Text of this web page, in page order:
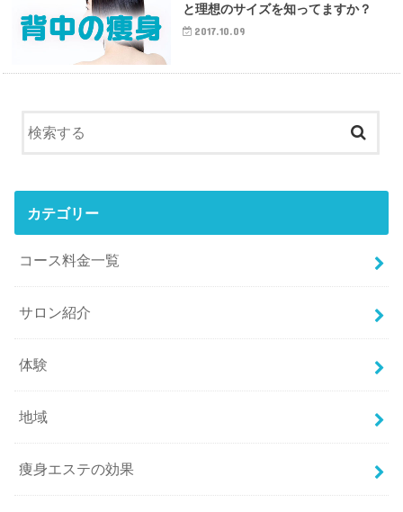
と理想のサイズを知ってますか？
2017.10.09
カテゴリー
コース料金一覧
サロン紹介
体験
地域
痩身エステの効果